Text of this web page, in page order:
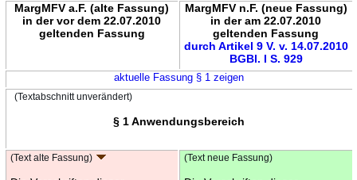
MargMFV a.F. (alte Fassung)
in der vor dem 22.07.2010
geltenden Fassung
MargMFV n.F. (neue Fassung)
in der am 22.07.2010
geltenden Fassung
durch Artikel 9 V. v. 14.07.2010
BGBl. I S. 929
aktuelle Fassung § 1 zeigen
(Textabschnitt unverändert)
§ 1 Anwendungsbereich
(Text alte Fassung) (Text neue Fassung)